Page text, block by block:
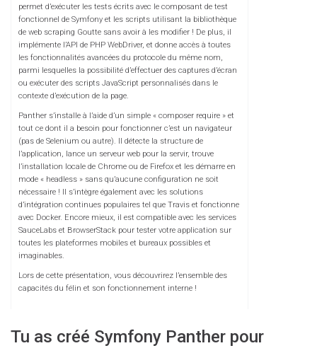
permet d’exécuter les tests écrits avec le composant de test
fonctionnel de Symfony et les scripts utilisant la bibliothèque
de web scraping Goutte sans avoir à les modifier ! De plus, il
implémente l’API de PHP WebDriver, et donne accès à toutes
les fonctionnalités avancées du protocole du même nom,
parmi lesquelles la possibilité d’effectuer des captures d’écran
ou exécuter des scripts JavaScript personnalisés dans le
contexte d’exécution de la page.
Panther s’installe à l’aide d’un simple « composer require » et
tout ce dont il a besoin pour fonctionner c’est un navigateur
(pas de Selenium ou autre). Il détecte la structure de
l’application, lance un serveur web pour la servir, trouve
l’installation locale de Chrome ou de Firefox et les démarre en
mode « headless » sans qu’aucune configuration ne soit
nécessaire ! Il s’intègre également avec les solutions
d’intégration continues populaires tel que Travis et fonctionne
avec Docker. Encore mieux, il est compatible avec les services
SauceLabs et BrowserStack pour tester votre application sur
toutes les plateformes mobiles et bureaux possibles et
imaginables.
Lors de cette présentation, vous découvrirez l’ensemble des
capacités du félin et son fonctionnement interne !
Tu as créé Symfony Panther pour